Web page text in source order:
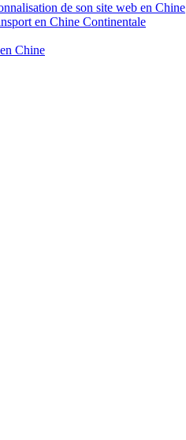
de son site web en Chine
en Chine Continentale
Chine